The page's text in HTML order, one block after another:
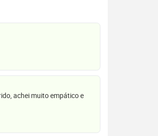
achei muito empático e